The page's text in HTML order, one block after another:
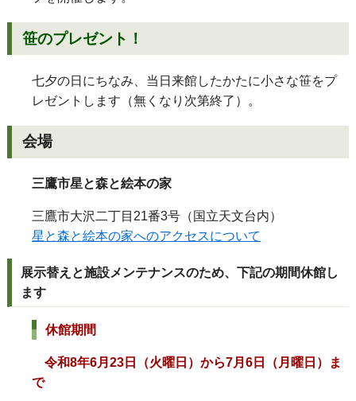
笹のプレゼント！
七夕の日にちなみ、当日来館したかたに小さな笹をプ
レゼントします（無くなり次第終了）。
会場
三鷹市星と森と絵本の家
三鷹市大沢二丁目21番3号（国立天文台内）
星と森と絵本の家へのアクセスについて
展示替えと施設メンテナンスのため、下記の期間休館し
ます
休館期間
令和8年6月23日（火曜日）から7月6日（月曜日）ま
で